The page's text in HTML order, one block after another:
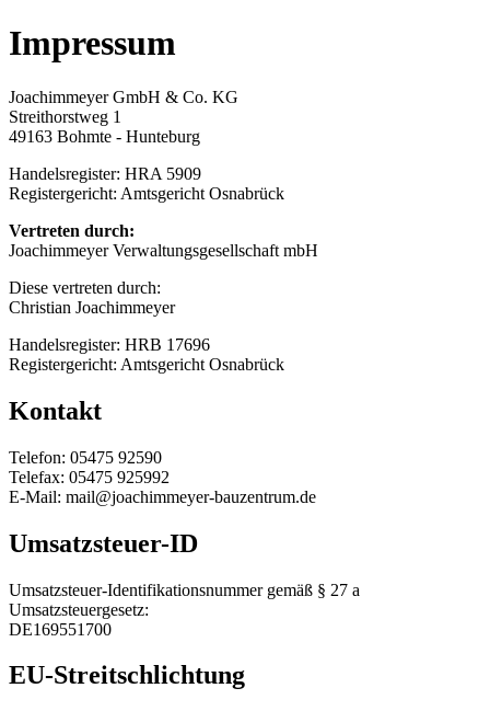
Impressum
Joachimmeyer GmbH & Co. KG
Streithorstweg 1
49163 Bohmte - Hunteburg
Handelsregister: HRA 5909
Registergericht: Amtsgericht Osnabrück
Vertreten durch:
Joachimmeyer Verwaltungsgesellschaft mbH
Diese vertreten durch:
Christian Joachimmeyer
Handelsregister: HRB 17696
Registergericht: Amtsgericht Osnabrück
Kontakt
Telefon: 05475 92590
Telefax: 05475 925992
E-Mail: mail@joachimmeyer-bauzentrum.de
Umsatzsteuer-ID
Umsatzsteuer-Identifikationsnummer gemäß § 27 a
Umsatzsteuergesetz:
DE169551700
EU-Streitschlichtung